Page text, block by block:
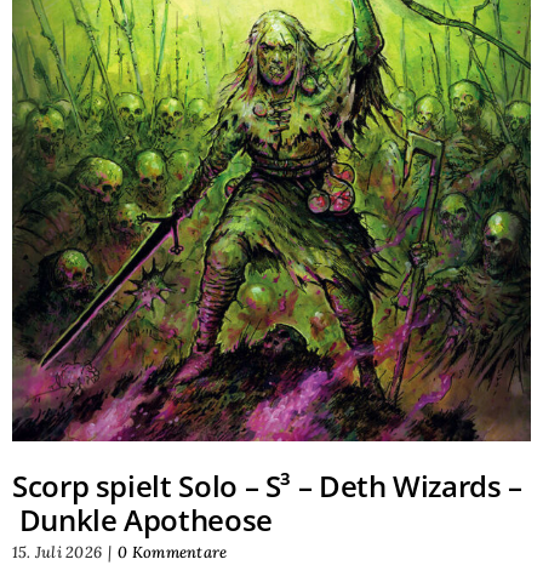
Scorp spielt Solo – S³ – Deth Wizards –
Dunkle Apotheose
15. Juli 2026 | 0 Kommentare